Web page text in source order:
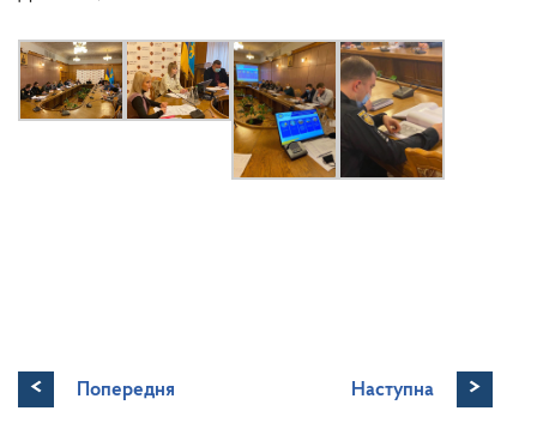
< Попередня Наступна >